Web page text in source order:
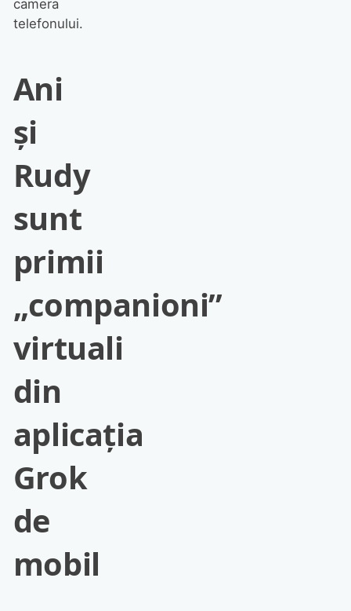
camera
telefonului.
Ani
și
Rudy
sunt
primii
„companioni”
virtuali
din
aplicația
Grok
de
mobil